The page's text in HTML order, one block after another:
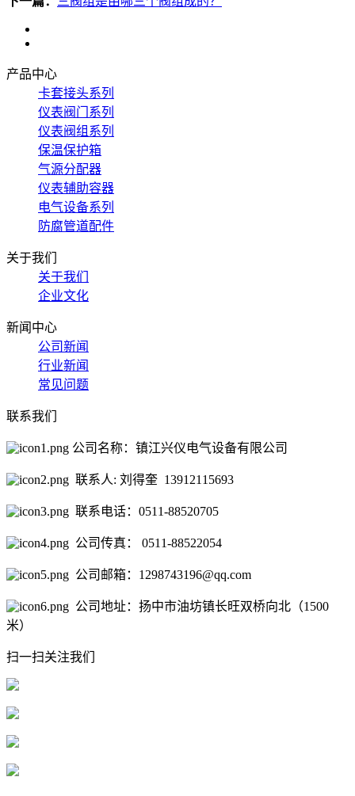
产品中心
卡套接头系列
仪表阀门系列
仪表阀组系列
保温保护箱
气源分配器
仪表辅助容器
电气设备系列
防腐管道配件
关于我们
关于我们
企业文化
新闻中心
公司新闻
行业新闻
常见问题
联系我们
公司名称：镇江兴仪电气设备有限公司
联系人: 刘得奎 13912115693
联系电话：0511-88520705
公司传真： 0511-88522054
公司邮箱：1298743196@qq.com
公司地址：扬中市油坊镇长旺双桥向北（1500
米）
扫一扫关注我们